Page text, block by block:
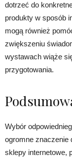
dotrzeć do
produkty w sposób
mogą również
zwiększeniu
wystawach wiąże
przygotowania.
Wybór
ogromne znaczenie
sklepy internetowe,